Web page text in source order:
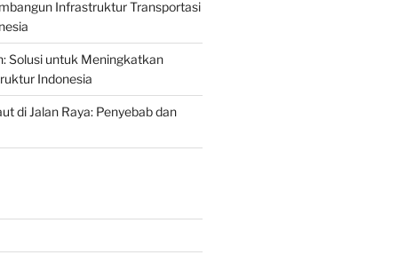
Infrastruktur Transportasi
Solusi untuk Meningkatkan
Indonesia
di Jalan Raya: Penyebab dan